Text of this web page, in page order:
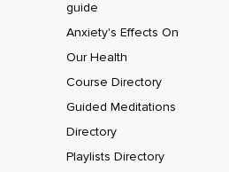
ganz langsam.
berühren sich und wir sagen
sich und wir sagen
guide
Anxiety's Effects On
Our Health
Course Directory
Guided Meditations
Directory
Playlists Directory